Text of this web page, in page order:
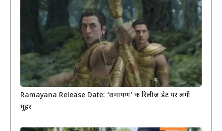
Ramayana Release Date: ‘रामायण’ की रिलीज डेट पर लगी
मुहर